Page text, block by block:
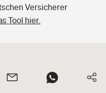
Versicherer
Tool hier.